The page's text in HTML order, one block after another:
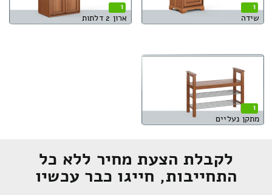
1
שידה
1
ארון 2 דלתות
1
מתקן נעליים
לקבלת הצעת מחיר ללא כל
התחייבות, חייגו כבר עכשיו